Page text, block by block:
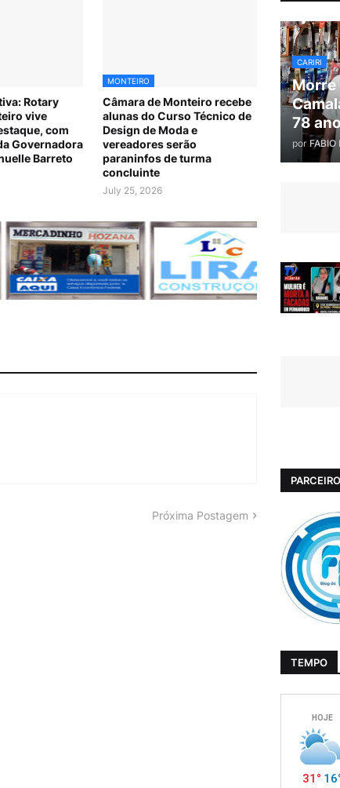
Rotary
vive
com
Governadora
Barreto
MONTEIRO
Câmara de Monteiro recebe
alunas do Curso Técnico de
Design de Moda e
vereadores serão
paraninfos de turma
concluinte
July 25, 2026
Próxima Postagem
CARIRI
Morre
78
por FABIO
PARCEIRO
TEMPO